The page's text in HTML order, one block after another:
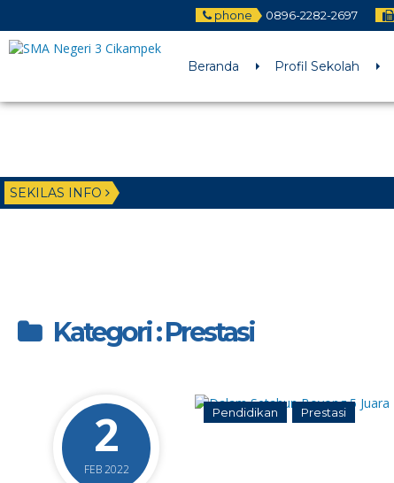
phone 0896-2282-2697
Beranda Profil Sekolah
SEKILAS INFO
Kategori : Prestasi
2
FEB 2022
Pendidikan Prestasi